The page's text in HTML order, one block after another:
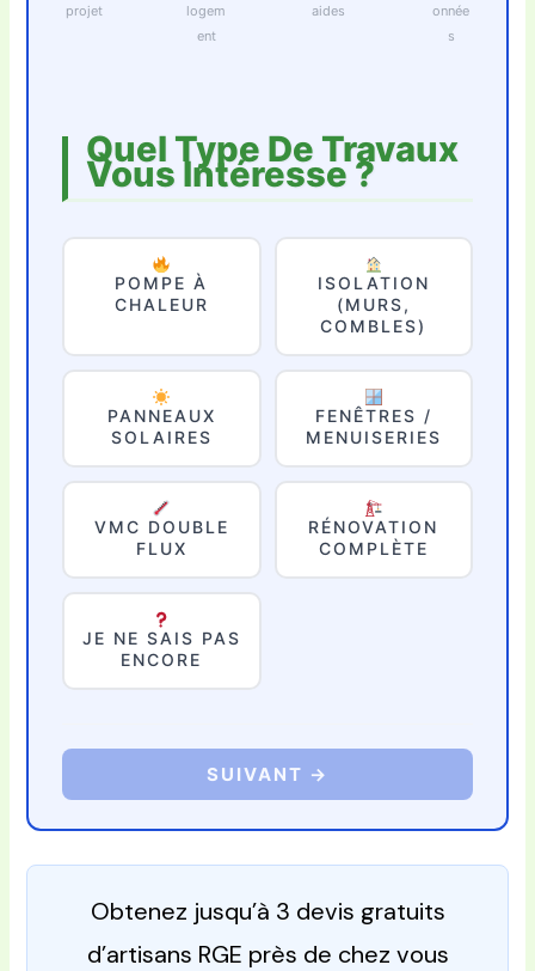
projet
logem
ent
aides
onnée
s
Quel Type De Travaux
Vous Intéresse ?
POMPE À
CHALEUR
ISOLATION
(MURS,
COMBLES)
PANNEAUX
SOLAIRES
FENÊTRES /
MENUISERIES
VMC DOUBLE
FLUX
RÉNOVATION
COMPLÈTE
JE NE SAIS PAS
ENCORE
SUIVANT →
Obtenez jusqu’à 3 devis gratuits
d’artisans RGE près de chez vous